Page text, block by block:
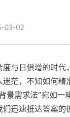
03-02
与日俱增的时代
茫，不知如何精
景需求法”宛如一
迅速抵达答案的